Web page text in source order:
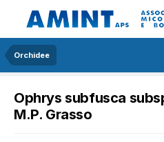
Orchidee
Ophrys subfusca
M.P. Grasso